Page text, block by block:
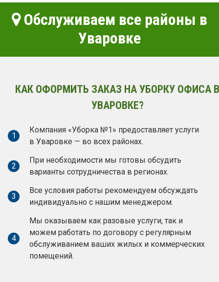
Обслуживаем все районы в
Уваровке
КАК ОФОРМИТЬ ЗАКАЗ НА УБОРКУ ОФИСА В
УВАРОВКЕ?
1
Компания «Уборка №1» предоставляет услуги
в Уваровке — во всех районах.
2
При необходимости мы готовы обсудить
варианты сотрудничества в регионах.
3
Все условия работы рекомендуем обсуждать
индивидуально с нашим менеджером.
4
Мы оказываем как разовые услуги, так и
можем работать по договору с регулярным
обслуживанием ваших жилых и коммерческих
помещений.